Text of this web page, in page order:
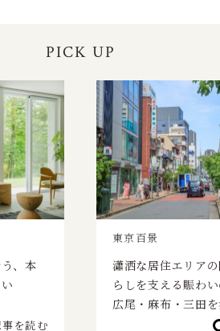
PICK UP
、本
を読む
東京百景
瀟洒な居住エリア
らしを支える賑わい
広尾・麻布・三田を